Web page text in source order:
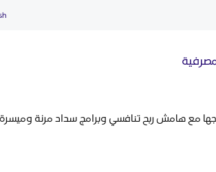
مع هامش ربح تنافسي وبرامج سداد مرنة